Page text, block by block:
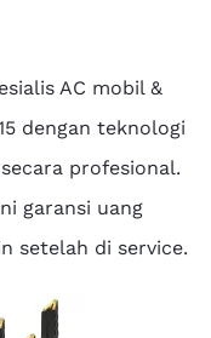
AC mobil &
dengan teknologi
profesional.
garansi uang
setelah di service.